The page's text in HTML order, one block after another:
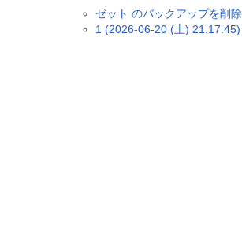
ゼット のバックアップを削除
1 (2026-06-20 (土) 21:17:45)